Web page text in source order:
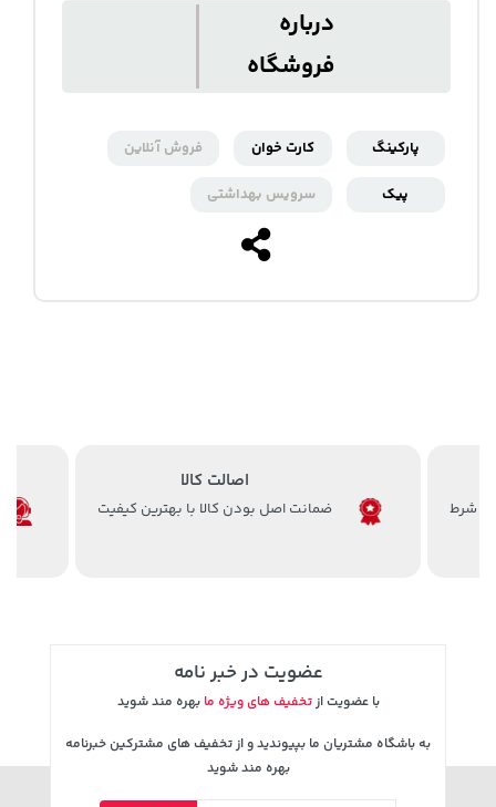
درباره
فروشگاه
پارکینگ کارت خوان فروش آنلاین
پیک سرویس بهداشتی
اصالت کالا
ضمانت اصل بودن کالا با بهترین کیفیت
عضویت در خبر نامه
با عضویت ازتخفیف های ویژه ما بهره مند شوید
به باشگاه مشتریان ما بپیوندید و از تخفیف های مشترکین خبرنامه
بهره مند شوید